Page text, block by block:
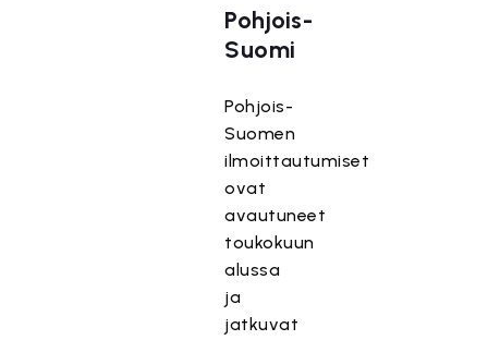
Pohjois-
Suomi
Pohjois-
Suomen
ilmoittautumiset
ovat
avautuneet
toukokuun
alussa
ja
jatkuvat